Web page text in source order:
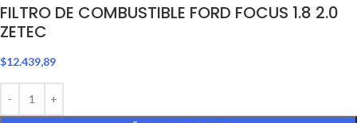
FILTRO DE COMBUSTIBLE FORD FOCUS 1.8 2.0
ZETEC
$12.439,89